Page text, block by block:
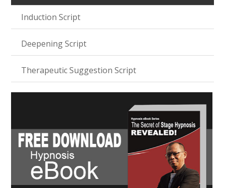
Induction Script
Deepening Script
Therapeutic Suggestion Script